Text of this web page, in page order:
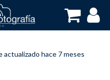
actualizado hace 7 meses